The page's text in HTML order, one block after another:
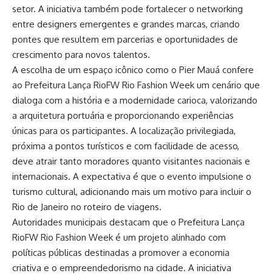
setor. A iniciativa também pode fortalecer o networking
entre designers emergentes e grandes marcas, criando
pontes que resultem em parcerias e oportunidades de
crescimento para novos talentos.
A escolha de um espaço icônico como o Pier Mauá confere
ao Prefeitura Lança RioFW Rio Fashion Week um cenário que
dialoga com a história e a modernidade carioca, valorizando
a arquitetura portuária e proporcionando experiências
únicas para os participantes. A localização privilegiada,
próxima a pontos turísticos e com facilidade de acesso,
deve atrair tanto moradores quanto visitantes nacionais e
internacionais. A expectativa é que o evento impulsione o
turismo cultural, adicionando mais um motivo para incluir o
Rio de Janeiro no roteiro de viagens.
Autoridades municipais destacam que o Prefeitura Lança
RioFW Rio Fashion Week é um projeto alinhado com
políticas públicas destinadas a promover a economia
criativa e o empreendedorismo na cidade. A iniciativa